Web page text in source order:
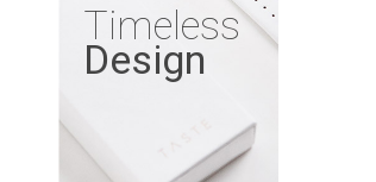
Timeless
Design